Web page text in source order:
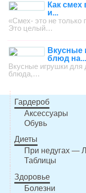
Как смех
и...
«Смех- это не только
Это целый…
Вкусные
блюд на...
Вкусные игрушки
блюда,…
Гардероб
Аксессуары
Обувь
Диеты
При недугах —
Таблицы
Здоровье
Болезни